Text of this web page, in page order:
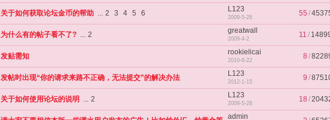
关于如何获取论坛金币的帮助 ... 2 3 4 5 6 L123
2009-5-28
55 /
为什么有的帖子看不了? ... 2 greatwall
2009-4-2
11 /
发贴需知 rookielicai
2010-6-22
8 /
发帖时出现“你的请求来路不正确，无法提交”的解决办法 L123
2012-1-15
9 /
关于如何使用论坛的说明 ... 2 L123
2009-5-28
18 /
admin